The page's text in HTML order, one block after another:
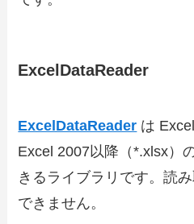
ExcelDataReader
ExcelDataReader は
Excel 2007以降（*.xlsx）
きるライブラリです。読
できません。